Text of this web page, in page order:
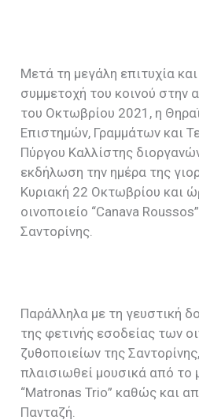
Μετά τη μεγάλη επιτυχία
συμμετοχή του κοινού στην
του Οκτωβρίου 2021, η
Επιστημών, Γραμμάτων και
Πύργου Καλλίστης
εκδήλωση την ημέρα της
Κυριακή 22 Οκτωβρίου και
οινοποιείο “Canava
Σαντορίνης.
Παράλληλα με τη γευστική
της φετινής εσοδείας των
ζυθοποιείων της
πλαισιωθεί μουσικά από το
“Matronas Triο” καθώς και
Πανταζή.